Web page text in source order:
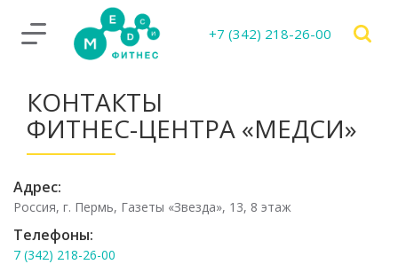
+7 (342) 218-26-00
КОНТАКТЫ
ФИТНЕС-ЦЕНТРА «МЕДСИ»
Адрес:
Россия, г. Пермь, Газеты «Звезда», 13, 8 этаж
Телефоны:
7 (342) 218-26-00